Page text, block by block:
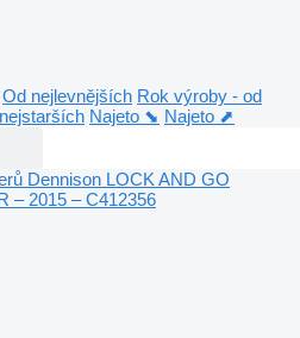
Od nejlevnějších Rok výroby - od
Najeto ⬊ Najeto ⬈